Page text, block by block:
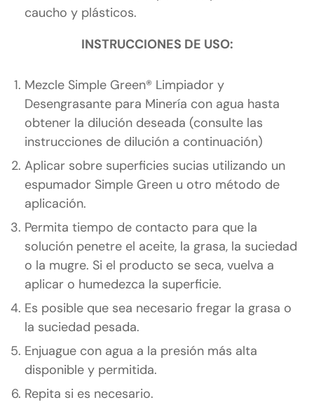
caucho y plásticos.
INSTRUCCIONES DE USO:
Mezcle Simple Green® Limpiador y
Desengrasante para Minería con agua hasta
obtener la dilución deseada (consulte las
instrucciones de dilución a continuación)
Aplicar sobre superficies sucias utilizando un
espumador Simple Green u otro método de
aplicación.
Permita tiempo de contacto para que la
solución penetre el aceite, la grasa, la suciedad
o la mugre. Si el producto se seca, vuelva a
aplicar o humedezca la superficie.
Es posible que sea necesario fregar la grasa o
la suciedad pesada.
Enjuague con agua a la presión más alta
disponible y permitida.
Repita si es necesario.